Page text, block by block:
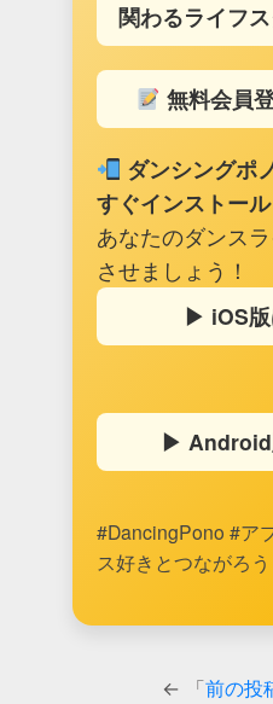
関わるライフ
無料会員
ダンシングポ
すぐインストール
あなたのダンス
させましょう！
▶︎ iOS版
▶︎ Android
#DancingPono #ア
ス好きとつながろう
← 「前の投